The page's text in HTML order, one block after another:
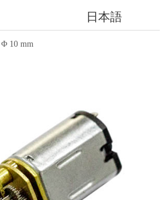
日本語
Φ 10 mm